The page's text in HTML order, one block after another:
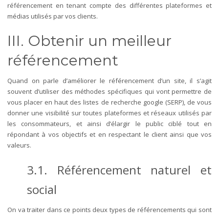
référencement en tenant compte des différentes plateformes et
médias utilisés par vos clients.
III. Obtenir un meilleur
référencement
Quand on parle d’améliorer le référencement d’un site, il s’agit
souvent d’utiliser des méthodes spécifiques qui vont permettre de
vous placer en haut des listes de recherche google (SERP), de vous
donner une visibilité sur toutes plateformes et réseaux utilisés par
les consommateurs, et ainsi d’élargir le public ciblé tout en
répondant à vos objectifs et en respectant le client ainsi que vos
valeurs.
3.1. Référencement naturel et
social
On va traiter dans ce points deux types de référencements qui sont